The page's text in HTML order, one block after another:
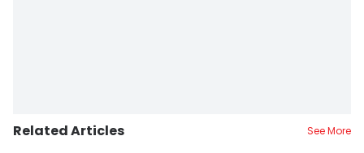
Related Articles See More